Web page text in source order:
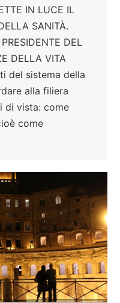
IN LUCE IL
SANITÀ.
DEL
DELLA VITA
del sistema della
alla filiera
di vista: come
come